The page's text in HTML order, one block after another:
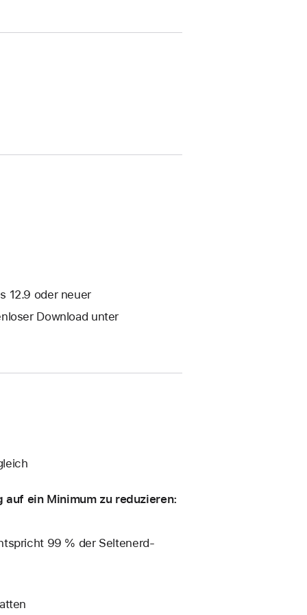
12.9 oder neuer
Download unter
ein Minimum zu reduzieren:
99 % der Seltenerd­